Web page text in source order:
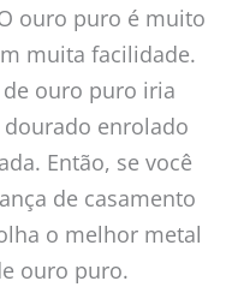
ouro puro é muito
muita facilidade.
ouro puro iria
enrolado
Então, se você
de casamento
o melhor metal
ouro puro.